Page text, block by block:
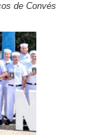
de Convés